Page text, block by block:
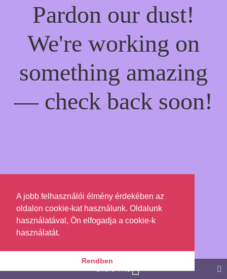
Pardon our dust!
We're working on
something amazing
— check back soon!
Share This
A jobb felhasználói élmény érdekében az
oldalon cookie-kat használunk. Oldalunk
használatával, Ön elfogadja a cookie-k
használatát.
Rendben